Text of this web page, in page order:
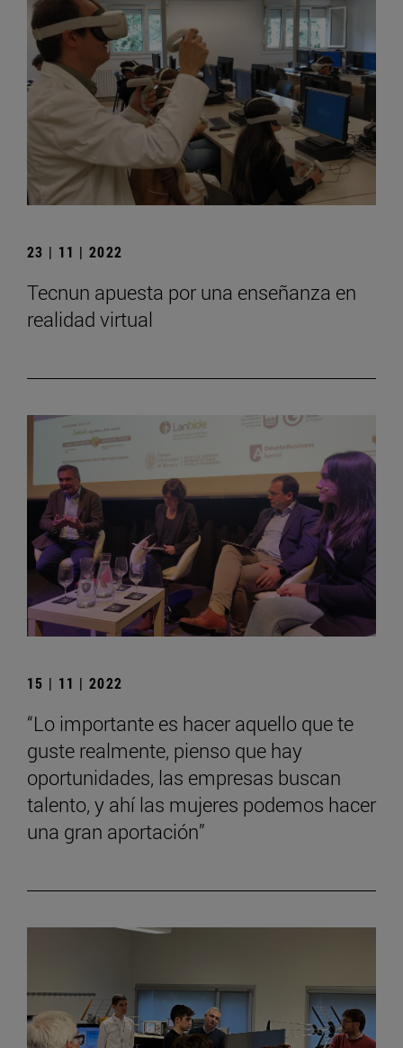
23 | 11 | 2022
Tecnun apuesta por una enseñanza en
realidad virtual
15 | 11 | 2022
“Lo importante es hacer aquello que te
guste realmente, pienso que hay
oportunidades, las empresas buscan
talento, y ahí las mujeres podemos hacer
una gran aportación”